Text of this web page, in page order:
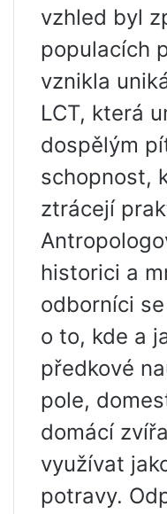
vzhled byl
populacích
vznikla
LCT, která
dospělým
schopnost,
ztrácejí
historici a
odborníci
o to, kde a
předkové
pole,
domácí
využívat
potravy.